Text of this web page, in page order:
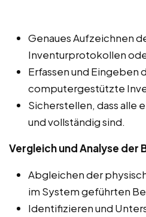
Genaues Aufzeichnen
Inventurprotokollen
Erfassen und Eingeben
computergestützte
Sicherstellen, dass alle
und vollständig sind.
Vergleich und Analyse der
Abgleichen der
im System geführten
Identifizieren und